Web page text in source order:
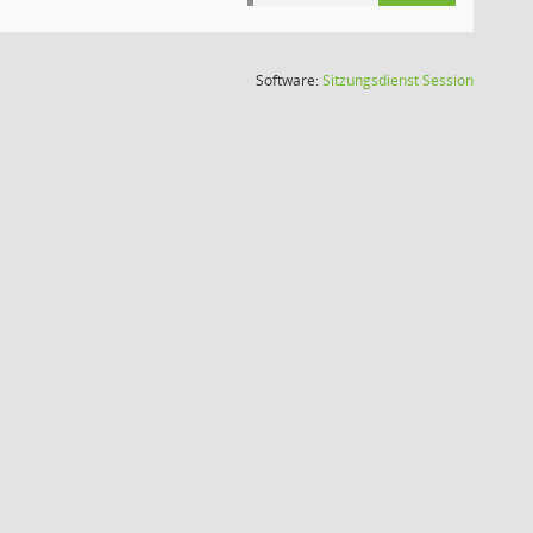
Software:SitzungsdienstSession(Wird in